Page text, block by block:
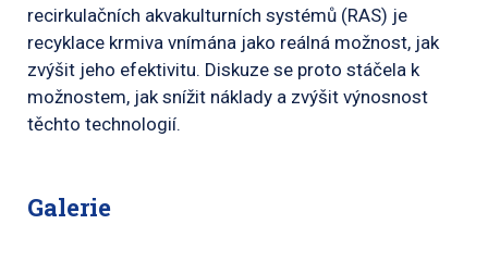
recirkulačních akvakulturních systémů (RAS) je
recyklace krmiva vnímána jako reálná možnost, jak
zvýšit jeho efektivitu. Diskuze se proto stáčela k
možnostem, jak snížit náklady a zvýšit výnosnost
těchto technologií.
Galerie